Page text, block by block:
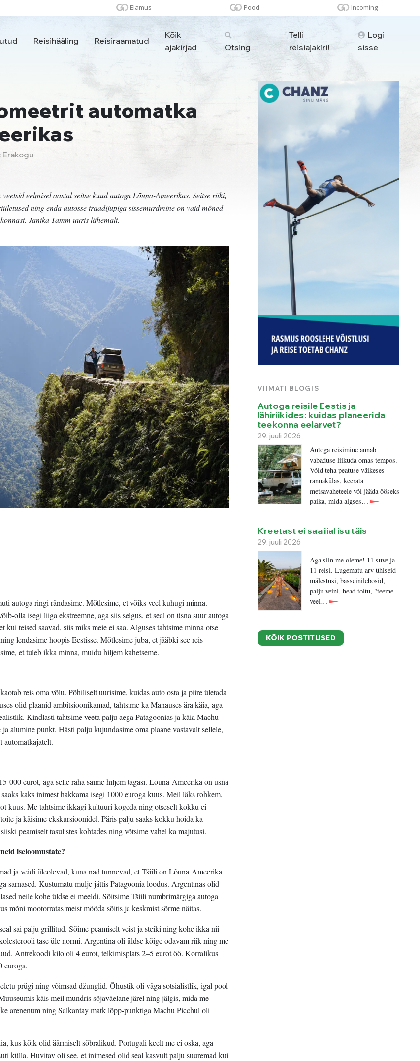
Elamus Pood Incoming
Reisihääling Reisiraamatud
Kõik
ajakirjad
Otsing
Telli
reisiajakiri!
Logi
sisse
automatka
Erakogu
eelmisel aastal seitse kuud autoga Lõuna-Ameerikas. Seitse riiki,
ning enda autosse traadijupiga sissemurdmine on vaid mõned
Janika Tamm uuris lähemalt.
autoga ringi rändasime. Mõtlesime, et võiks veel kuhugi minna.
olla isegi liiga ekstreemne, aga siis selgus, et seal on üsna suur autoga
kui teised saavad, siis miks meie ei saa. Alguses tahtsime minna otse
lendasime hoopis Eestisse. Mõtlesime juba, et jääbki see reis
et tuleb ikka minna, muidu hiljem kahetseme.
reis oma võlu. Põhiliselt uurisime, kuidas auto osta ja piire ületada
olid plaanid ambitsioonikamad, tahtsime ka Manauses ära käia, aga
Kindlasti tahtsime veeta palju aega Patagoonias ja käia Machu
alumine punkt. Hästi palju kujundasime oma plaane vastavalt sellele,
automatkajatelt.
000 eurot, aga selle raha saime hiljem tagasi. Lõuna-Ameerika on üsna
kaks inimest hakkama isegi 1000 euroga kuus. Meil läks rohkem,
kuus. Me tahtsime ikkagi kultuuri kogeda ning otseselt kokku ei
ja käisime ekskursioonidel. Päris palju saaks kokku hoida ka
peamiselt tasulistes kohtades ning võtsime vahel ka majutusi.
iseloomustate?
ja veidi üleolevad, kuna nad tunnevad, et Tšiili on Lõuna-Ameerika
sarnased. Kustumatu mulje jättis Patagoonia loodus. Argentinas olid
neile kohe üldse ei meeldi. Sõitsime Tšiili numbrimärgiga autoga
mõni mootorratas meist mööda sõitis ja keskmist sõrme näitas.
sai palju grillitud. Sõime peamiselt veist ja steiki ning kohe ikka nii
tase üle normi. Argentina oli üldse kõige odavam riik ning me
Antrekoodi kilo oli 4 eurot, telkimisplats 2–5 eurot öö. Korralikus
euroga.
prügi ning võimsad džunglid. Õhustik oli väga sotsialistlik, igal pool
käis meil mundris sõjaväelane järel ning jälgis, mida me
arenenum ning Salkantay matk lõpp-punktiga Machu Picchul oli
kus kõik olid äärmiselt sõbralikud. Portugali keelt me ei oska, aga
külla. Huvitav oli see, et inimesed olid seal kasvult palju suuremad kui
VIIMATI BLOGIS
Autoga reisile Eestis ja
lähiriikides: kuidas planeerida
teekonna eelarvet?
29. juuli 2026
Autoga reisimine annab
vabaduse liikuda omas tempos.
Võid teha peatuse väikeses
rannakülas, keerata
metsavaheteele või jääda ööseks
paika, mida algses…
Kreetast ei saa iial isu täis
29. juuli 2026
Aga siin me oleme! 11 suve ja
11 reisi. Lugematu arv ühiseid
mälestusi, basseinilebosid,
palju veini, head toitu, "teeme
veel…
KÕIK POSTITUSED